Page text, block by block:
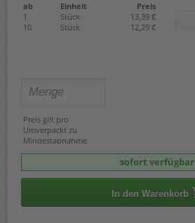
ab Einheit
Preis
1
Stück
13,39 €
10
Stück 12,29 €
Preis gilt pro
Umverpackt zu
Mindestabnahme
sofort verfügbar
In den Warenkorb